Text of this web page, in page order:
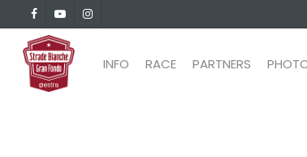
to
main
content
facebookyoutubeinstagram
INFO RACE PARTNERS